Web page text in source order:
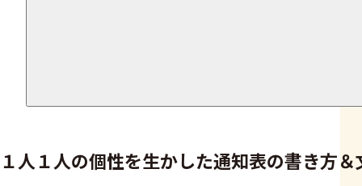
１人１人の個性を生かした通知表の書き